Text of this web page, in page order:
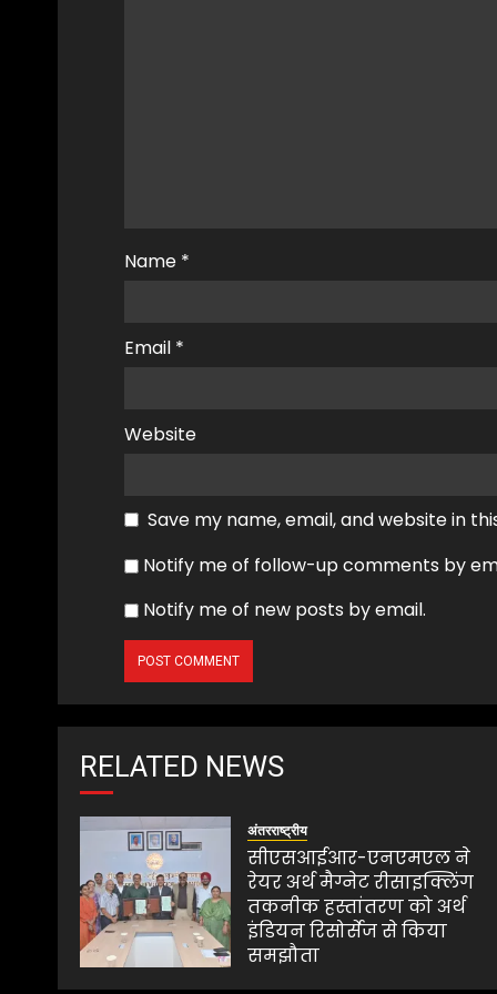
Name *
Email *
Website
Save my name, email, and website in
Notify me of follow-up comments by
Notify me of new posts by email.
RELATED NEWS
अंतरराष्ट्रीय
सीएसआईआर-एनएमएल ने
रेयर अर्थ मैग्नेट रीसाइक्लिंग
तकनीक हस्तांतरण को अर्थ
इंडियन रिसोर्सेज से किया
समझौता